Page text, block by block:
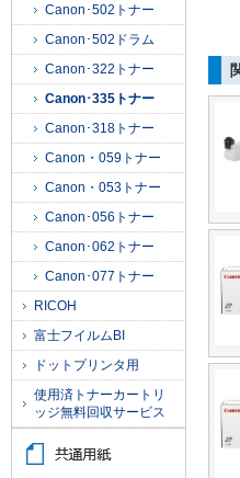
Canon･502トナー
Canon･502ドラム
Canon･322トナー
Canon･335トナー
Canon･318トナー
Canon・059トナー
Canon・053トナー
Canon･056トナー
Canon･062トナー
Canon･077トナー
RICOH
富士フイルムBI
ドットプリンタ用
使用済トナーカートリ
ッジ無料回収サービス